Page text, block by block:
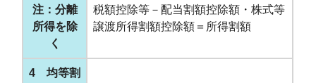
注：分離
所得を除
く
税額控除等－配当割額控除額・株式等
譲渡所得割額控除額＝所得割額
4 均等割